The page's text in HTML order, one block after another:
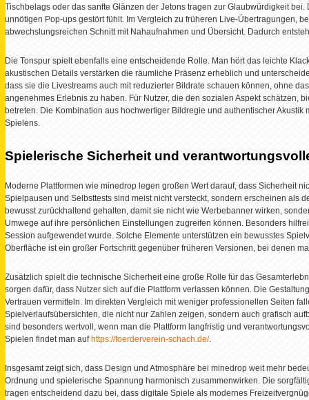
Tischbelags oder das sanfte Glänzen der Jetons tragen zur Glaubwürdigkeit
unnötigen Pop-ups gestört fühlt. Im Vergleich zu früheren Live-Übertragungen,
abwechslungsreichen Schnitt mit Nahaufnahmen und Übersicht. Dadurch
Die Tonspur spielt ebenfalls eine entscheidende Rolle. Man hört das leichte
akustischen Details verstärken die räumliche Präsenz erheblich und
dass sie die Livestreams auch mit reduzierter Bildrate schauen können, ohne
angenehmes Erlebnis zu haben. Für Nutzer, die den sozialen Aspekt schätzen,
betreten. Die Kombination aus hochwertiger Bildregie und authentischer
Spielens.
Spielerische Sicherheit und
Moderne Plattformen wie minedrop legen großen Wert darauf, dass Sicherheit
Spielpausen und Selbsttests sind meist nicht versteckt, sondern erscheinen
bewusst zurückhaltend gehalten, damit sie nicht wie Werbebanner wirken,
Umwege auf ihre persönlichen Einstellungen zugreifen können. Besonders
Session aufgewendet wurde. Solche Elemente unterstützen ein bewusstes
Oberfläche ist ein großer Fortschritt gegenüber früheren Versionen, bei denen
Zusätzlich spielt die technische Sicherheit eine große Rolle für das
sorgen dafür, dass Nutzer sich auf die Plattform verlassen können. Die
Vertrauen vermitteln. Im direkten Vergleich mit weniger professionellen Seiten
Spielverlaufsübersichten, die nicht nur Zahlen zeigen, sondern auch grafisch
sind besonders wertvoll, wenn man die Plattform langfristig und
Spielen findet man auf https://foerderverein-schach.de/.
Insgesamt zeigt sich, dass Design und Atmosphäre bei minedrop weit mehr
Ordnung und spielerische Spannung harmonisch zusammenwirken. Die
tragen entscheidend dazu bei, dass digitale Spiele als modernes